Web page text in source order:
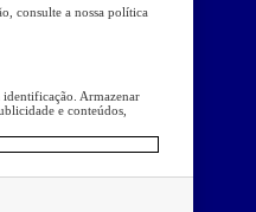
consulte a nossa política
identificação. Armazenar
e conteúdos,